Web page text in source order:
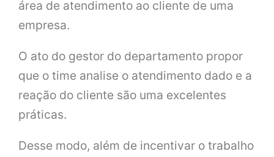
área de atendimento ao cliente de uma
empresa.
O ato do gestor do departamento propor
que o time analise o atendimento dado e a
reação do cliente são uma excelentes
práticas.
Desse modo, além de incentivar o trabalho